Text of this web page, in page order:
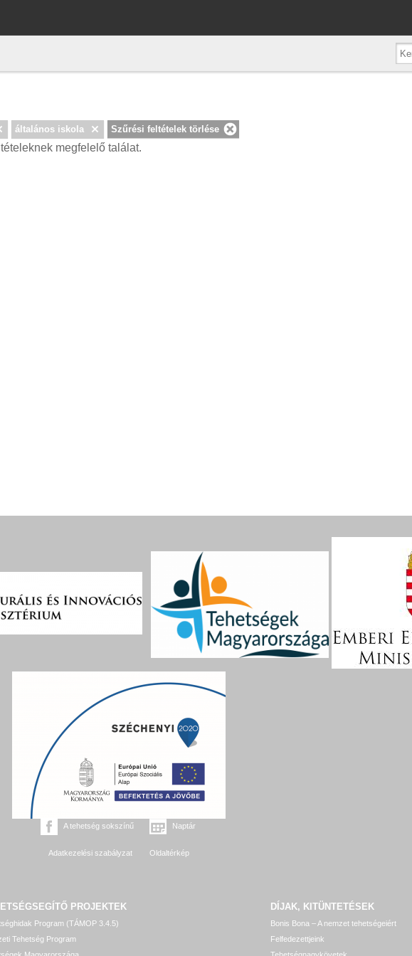
általános iskola Szűrési feltételek törlése
megfelelő találat.
A tehetség sokszínű Naptár
Adatkezelési szabályzat Oldaltérkép
PROJEKTEK
Program (TÁMOP 3.4.5)
Tehetség Program
DÍJAK, KITÜNTETÉSEK
Bonis Bona – A nemzet tehetségeiért
Felfedezettjeink